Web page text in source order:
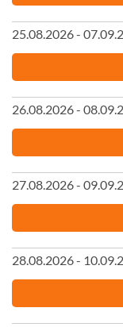
25.08.2026 -
26.08.2026 -
27.08.2026 -
28.08.2026 -